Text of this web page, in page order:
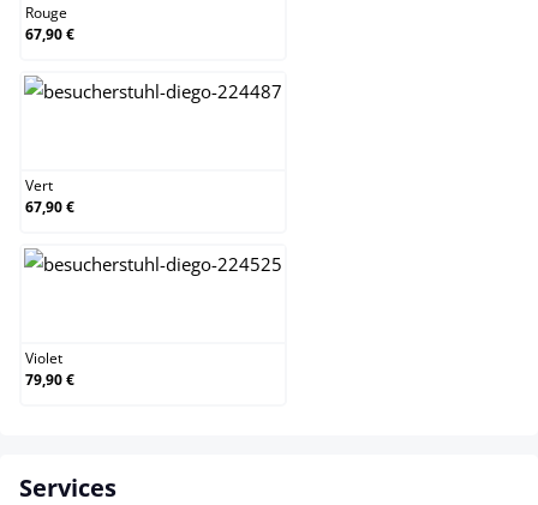
Rouge
67,90 €
Vert
67,90 €
Violet
79,90 €
Services